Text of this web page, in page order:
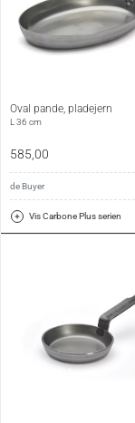
Oval pande, pladejern
L 36 cm
585,00
de Buyer
Vis Carbone Plus serien